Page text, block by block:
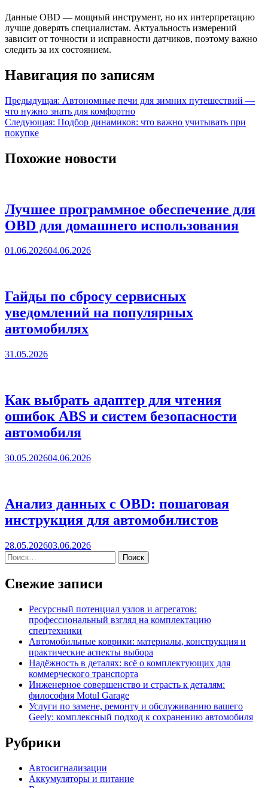
Данные OBD — мощный инструмент, но их интерпретацию
лучше доверять специалистам. Актуальность измерений
зависит от точности и исправности датчиков, поэтому важно
следить за их состоянием.
Навигация по записям
Предыдущая: Автономные печи для зимних путешествий —
что нужно знать для комфортно
Следующая: Подбор динамиков: что важно учитывать при
покупке
Похожие новости
Лучшее программное обеспечение для
OBD для домашнего использования
01.06.202604.06.2026
Гайды по сбросу сервисных
уведомлений на популярных
автомобилях
31.05.2026
Как выбрать адаптер для чтения
ошибок ABS и систем безопасности
автомобиля
30.05.202604.06.2026
Анализ данных с OBD: пошаговая
инструкция для автомобилистов
28.05.202603.06.2026
Свежие записи
Ресурсный потенциал узлов и агрегатов:
профессиональный взгляд на комплектацию
спецтехники
Автомобильные коврики: материалы, конструкция и
практические аспекты выбора
Надёжность в деталях: всё о комплектующих для
коммерческого транспорта
Инженерное совершенство и страсть к деталям:
философия Motul Garage
Услуги по замене, ремонту и обслуживанию вашего
Geely: комплексный подход к сохранению автомобиля
Рубрики
Автосигнализации
Аккумуляторы и питание